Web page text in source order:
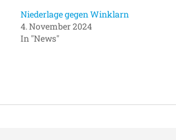
Niederlage gegen Winklarn
4. November 2024
In "News"